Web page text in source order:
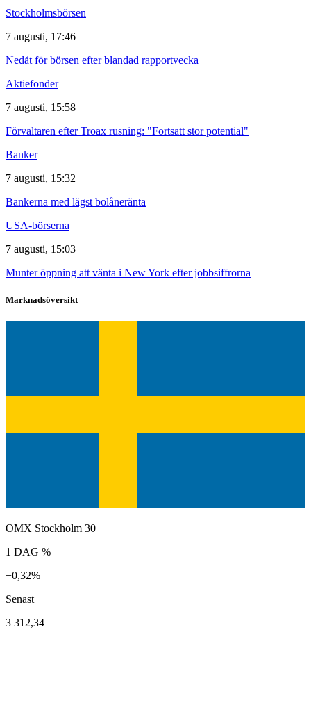
Stockholmsbörsen
7 augusti, 17:46
Nedåt för börsen efter blandad rapportvecka
Aktiefonder
7 augusti, 15:58
Förvaltaren efter Troax rusning: "Fortsatt stor potential"
Banker
7 augusti, 15:32
Bankerna med lägst bolåneränta
USA-börserna
7 augusti, 15:03
Munter öppning att vänta i New York efter jobbsiffrorna
Marknadsöversikt
OMX Stockholm 30
1 DAG %
−0,32%
Senast
3 312,34